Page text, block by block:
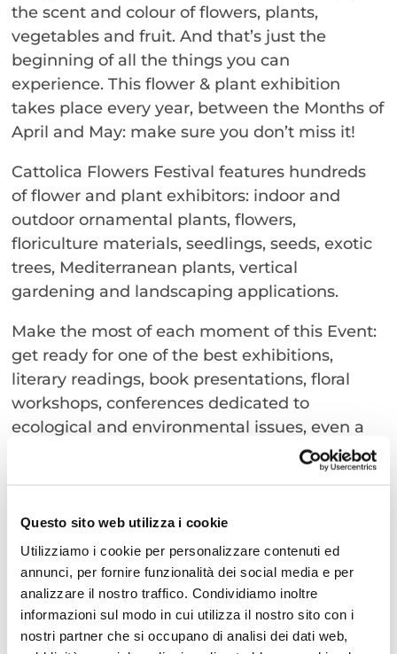
Questo sito web utilizza i cookie
Utilizziamo i cookie per personalizzare contenuti ed
annunci, per fornire funzionalità dei social media e per
analizzare il nostro traffico. Condividiamo inoltre
informazioni sul modo in cui utilizza il nostro sito con i
nostri partner che si occupano di analisi dei dati web,
the scent and colour of flowers, plants,
vegetables and fruit. And that’s just the
beginning of all the things you can
experience. This flower & plant exhibition
takes place every year, between the Months of
April and May: make sure you don’t miss it!
Cattolica Flowers Festival features hundreds
of flower and plant exhibitors: indoor and
outdoor ornamental plants, flowers,
floriculture materials, seedlings, seeds, exotic
trees, Mediterranean plants, vertical
gardening and landscaping applications.
Make the most of each moment of this Event:
get ready for one of the best exhibitions,
literary readings, book presentations, floral
workshops, conferences dedicated to
ecological and environmental issues, even a
picnic on the grass in the historical center!
Time:
From 9:00 to 22:00
Address:Cattolica
Free
Organized by:Comune di Cattolica